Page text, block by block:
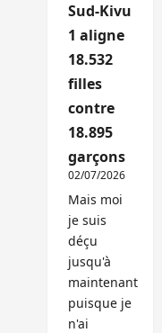
Sud-Kivu
1 aligne
18.532
filles
contre
18.895
garçons
02/07/2026
Mais moi
je suis
déçu
jusqu'à
maintenant
puisque je
n'ai